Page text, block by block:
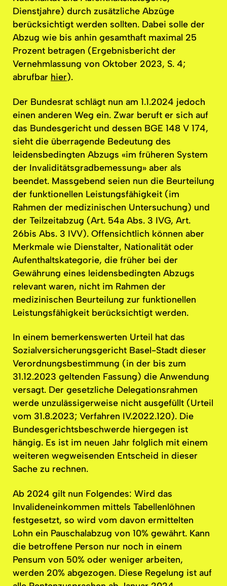
Dienstjahre) durch zusätzliche Abzüge
berücksichtigt werden sollten. Dabei solle der
Abzug wie bis anhin gesamthaft maximal 25
Prozent betragen (Ergebnisbericht der
Vernehmlassung von Oktober 2023, S. 4;
abrufbar hier).
Der Bundesrat schlägt nun am 1.1.2024 jedoch
einen anderen Weg ein. Zwar beruft er sich auf
das Bundesgericht und dessen BGE 148 V 174,
sieht die überragende Bedeutung des
leidensbedingten Abzugs «im früheren System
der Invaliditätsgradbemessung» aber als
beendet. Massgebend seien nun die Beurteilung
der funktionellen Leistungsfähigkeit (im
Rahmen der medizinischen Untersuchung) und
der Teilzeitabzug (Art. 54a Abs. 3 IVG, Art.
26bis Abs. 3 IVV). Offensichtlich können aber
Merkmale wie Dienstalter, Nationalität oder
Aufenthaltskategorie, die früher bei der
Gewährung eines leidensbedingten Abzugs
relevant waren, nicht im Rahmen der
medizinischen Beurteilung zur funktionellen
Leistungsfähigkeit berücksichtigt werden.
In einem bemerkenswerten Urteil hat das
Sozialversicherungsgericht Basel-Stadt dieser
Verordnungsbestimmung (in der bis zum
31.12.2023 geltenden Fassung) die Anwendung
versagt. Der gesetzliche Delegationsrahmen
werde unzulässigerweise nicht ausgefüllt (Urteil
vom 31.8.2023; Verfahren IV.2022.120). Die
Bundesgerichtsbeschwerde hiergegen ist
hängig. Es ist im neuen Jahr folglich mit einem
weiteren wegweisenden Entscheid in dieser
Sache zu rechnen.
Ab 2024 gilt nun Folgendes: Wird das
Invalideneinkommen mittels Tabellenlöhnen
festgesetzt, so wird vom davon ermittelten
Lohn ein Pauschalabzug von 10% gewährt. Kann
die betroffene Person nur noch in einem
Pensum von 50% oder weniger arbeiten,
werden 20% abgezogen. Diese Regelung ist auf